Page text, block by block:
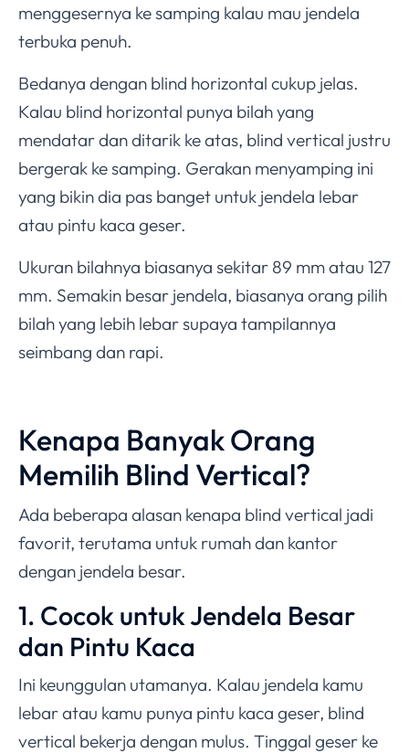
menggesernya ke samping kalau mau jendela
terbuka penuh.
Bedanya dengan blind horizontal cukup jelas.
Kalau blind horizontal punya bilah yang
mendatar dan ditarik ke atas, blind vertical justru
bergerak ke samping. Gerakan menyamping ini
yang bikin dia pas banget untuk jendela lebar
atau pintu kaca geser.
Ukuran bilahnya biasanya sekitar 89 mm atau 127
mm. Semakin besar jendela, biasanya orang pilih
bilah yang lebih lebar supaya tampilannya
seimbang dan rapi.
Kenapa Banyak Orang
Memilih Blind Vertical?
Ada beberapa alasan kenapa blind vertical jadi
favorit, terutama untuk rumah dan kantor
dengan jendela besar.
1. Cocok untuk Jendela Besar
dan Pintu Kaca
Ini keunggulan utamanya. Kalau jendela kamu
lebar atau kamu punya pintu kaca geser, blind
vertical bekerja dengan mulus. Tinggal geser ke